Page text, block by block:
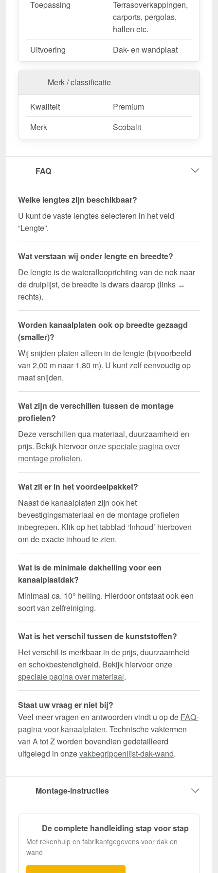
Toepassing
Terrasoverkappingen,
carports, pergolas,
hallen etc.
Uitvoering
Dak- en wandplaat
Merk / classificatie
Kwaliteit
Premium
Merk
Scobalit
FAQ
Welke lengtes zijn beschikbaar?
U kunt de vaste lengtes selecteren in het veld
“Lengte”.
Wat verstaan wij onder lengte en breedte?
De lengte is de wateraflooprichting van de nok naar
de druiplijst, de breedte is dwars daarop (links ↔
rechts).
Worden kanaalplaten ook op breedte gezaagd
(smaller)?
Wij snijden platen alleen in de lengte (bijvoorbeeld
van 2,00 m naar 1,80 m). U kunt zelf eenvoudig op
maat snijden.
Wat zijn de verschillen tussen de montage
profielen?
Deze verschillen qua materiaal, duurzaamheid en
prijs. Bekijk hiervoor onzespeciale pagina over
montage profielen.
Wat zit er in het voordeelpakket?
Naast de kanaalplaten zijn ook het
bevestigingsmateriaal en de montage profielen
inbegrepen. Klik op het tabblad ‘Inhoud’ hierboven
om de exacte inhoud te zien.
Wat is de minimale dakhelling voor een
kanaalplaatdak?
Minimaal ca. 10° helling. Hierdoor ontstaat ook een
soort van zelfreiniging.
Wat is het verschil tussen de kunststoffen?
Het verschil is merkbaar in de prijs, duurzaamheid
en schokbestendigheid. Bekijk hiervoor onze
speciale pagina over materiaal.
Staat uw vraag er niet bij?
Veel meer vragen en antwoorden vindt u op de FAQ-
pagina voor kanaalplaten. Technische vaktermen
van A tot Z worden bovendien gedetailleerd
uitgelegd in onzevakbegrippenlijst-dak-wand.
Montage-instructies
De complete handleiding stap voor stap
Met rekenhulp en fabrikantgegevens voor dak en
wand